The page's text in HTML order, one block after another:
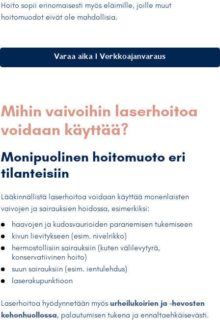
Hoito sopii erinomaisesti myös eläimille, joille muut
hoitomuodot eivät ole mahdollisia.
Varaa aika I Verkkoajanvaraus
Mihin vaivoihin laserhoitoa
voidaan käyttää?
Monipuolinen hoitomuoto eri
tilanteisiin
Lääkinnällistä laserhoitoa voidaan käyttää monenlaisten
vaivojen ja sairauksien hoidossa, esimerkiksi:
haavojen ja kudosvaurioiden paranemisen tukemiseen
kivun lievitykseen (esim. nivelrikko)
hermostollisiin sairauksiin (kuten välilevytyrä,
konservatiivinen hoito)
suun sairauksiin (esim. ientulehdus)
laserakupunktioon
Laserhoitoa hyödynnetään myös urheilukoirien ja -hevosten
kehonhuollossa, palautumisen tukena ja ennaltaehkäisevästi.